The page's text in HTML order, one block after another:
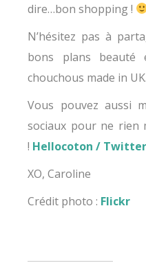
dire…bon shopping !
N’hésitez pas à
bons plans beauté
chouchous made in UK.
Vous pouvez aussi
sociaux pour ne rien
! Hellocoton / Twitter
XO, Caroline
Crédit photo : Flickr